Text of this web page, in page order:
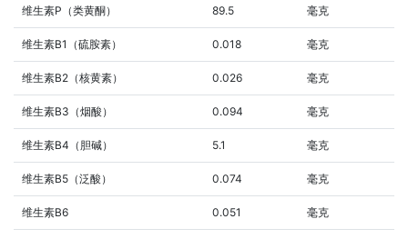
维生素P（类黄酮） 89.5 毫克
维生素B1（硫胺素） 0.018 毫克
维生素B2（核黄素） 0.026 毫克
维生素B3（烟酸） 0.094 毫克
维生素B4（胆碱） 5.1 毫克
维生素B5（泛酸） 0.074 毫克
维生素B6 0.051 毫克